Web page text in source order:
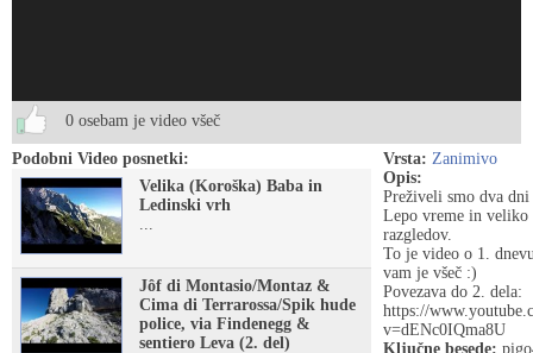
0 osebam je video všeč
Podobni Video posnetki:
Velika (Koroška) Baba in
Ledinski vrh
...
Jôf di Montasio/Montaz &
Cima di Terrarossa/Spik hude
police, via Findenegg &
sentiero Leva (2. del)
Vrsta: Zanimivo
Opis:
Preživeli smo dva
Lepo vreme in
razgledov.
To je video o 1.
vam je všeč :)
Povezava do 2. dela:
https://
v=dENc0IQma8U
Ključne besede: